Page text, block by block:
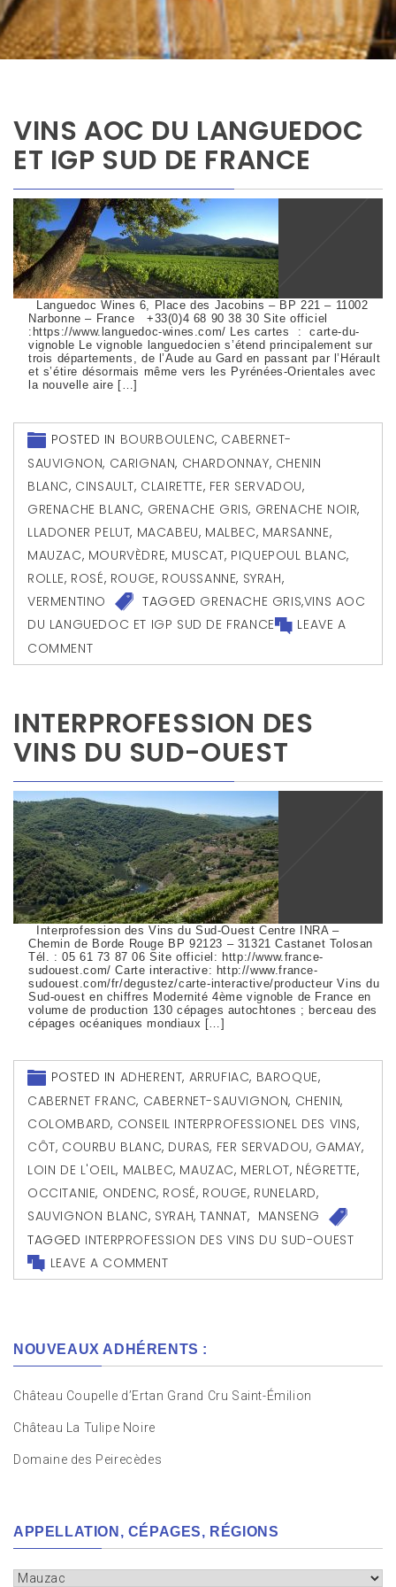
VINS AOC DU LANGUEDOC
ET IGP SUD DE FRANCE
Languedoc Wines 6, Place des Jacobins – BP 221 – 11002
Narbonne – France +33(0)4 68 90 38 30 Site officiel
:https://www.languedoc-wines.com/ Les cartes : carte-du-
vignoble Le vignoble languedocien s’étend principalement sur
trois départements, de l’Aude au Gard en passant par l’Hérault
et s’étire désormais même vers les Pyrénées-Orientales avec
la nouvelle aire […]
POSTED IN BOURBOULENC, CABERNET-
SAUVIGNON, CARIGNAN, CHARDONNAY, CHENIN
BLANC, CINSAULT, CLAIRETTE, FER SERVADOU,
GRENACHE BLANC, GRENACHE GRIS, GRENACHE NOIR,
LLADONER PELUT, MACABEU, MALBEC, MARSANNE,
MAUZAC, MOURVÈDRE, MUSCAT, PIQUEPOUL BLANC,
ROLLE, ROSÉ, ROUGE, ROUSSANNE, SYRAH,
VERMENTINO
TAGGED GRENACHE GRIS,VINS AOC
DU LANGUEDOC ET IGP SUD DE FRANCE
LEAVE A
COMMENT
INTERPROFESSION DES
VINS DU SUD-OUEST
Interprofession des Vins du Sud-Ouest Centre INRA –
Chemin de Borde Rouge BP 92123 – 31321 Castanet Tolosan
Tél. : 05 61 73 87 06 Site officiel: http://www.france-
sudouest.com/ Carte interactive: http://www.france-
sudouest.com/fr/degustez/carte-interactive/producteur Vins du
Sud-ouest en chiffres Modernité 4ème vignoble de France en
volume de production 130 cépages autochtones ; berceau des
cépages océaniques mondiaux […]
POSTED IN ADHERENT, ARRUFIAC, BAROQUE,
CABERNET FRANC, CABERNET-SAUVIGNON, CHENIN,
COLOMBARD, CONSEIL INTERPROFESSIONEL DES VINS,
CÔT, COURBU BLANC, DURAS, FER SERVADOU, GAMAY,
LOIN DE L'OEIL, MALBEC, MAUZAC, MERLOT, NÉGRETTE,
OCCITANIE, ONDENC, ROSÉ, ROUGE, RUNELARD,
SAUVIGNON BLANC, SYRAH,TANNAT, MANSENG
TAGGED INTERPROFESSION DES VINS DU SUD-OUEST
LEAVE A COMMENT
NOUVEAUX ADHÉRENTS :
Château Coupelle d’Ertan Grand Cru Saint-Émilion
Château La Tulipe Noire
Domaine des Peirecèdes
APPELLATION, CÉPAGES, RÉGIONS
Appellation,